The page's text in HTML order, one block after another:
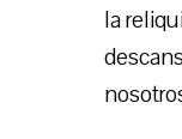
la